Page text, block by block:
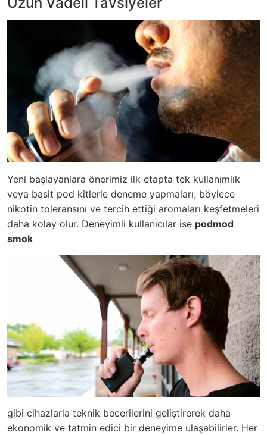
Yeni başlayanlara önerimiz ilk etapta tek kullanımlık
veya basit pod kitlerle deneme yapmaları; böylece
nikotin toleransını ve tercih ettiği aromaları keşfetmeleri
daha kolay olur. Deneyimli kullanıcılar ise podmod
smok
gibi cihazlarla teknik becerilerini geliştirerek daha
ekonomik ve tatmin edici bir deneyime ulaşabilirler. Her